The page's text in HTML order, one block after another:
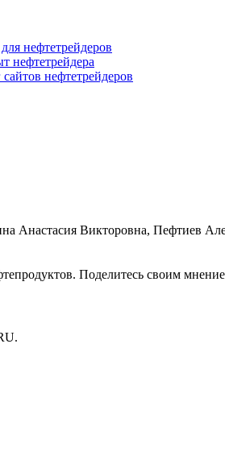
нефтетрейдеров
нефтетрейдера
нефтетрейдеров
Анастасия Викторовна, Пефтиев
Поделитесь своим